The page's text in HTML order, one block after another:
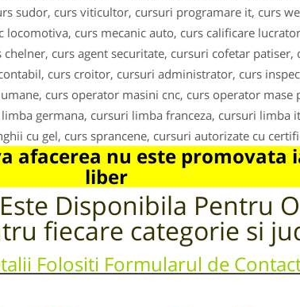
sudor, curs viticultor, cursuri programare it, curs
curs mecanic auto, curs calificare
curs agent securitate, cursuri cofetar patiser,
curs croitor, cursuri administrator, curs
curs operator masini cnc, curs operator mase
germana, cursuri limba franceza, cursuri limba
cu gel, curs sprancene, cursuri autorizate cu
afacerea nu este promovata
liber
Disponibila Pentru
fiecare categorie si
Folositi Formularul de